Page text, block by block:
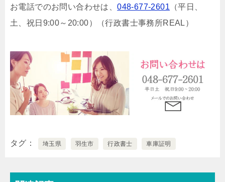
お電話でのお問い合わせは、048-677-2601 （平日、
土、祝日9:00～20:00）
（行政書士事務所REAL）
タグ 埼玉県 羽生市 行政書士 車庫証明